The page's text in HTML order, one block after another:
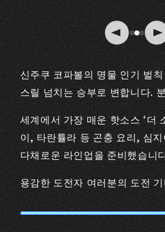
신주쿠 코파볼의 명물 인기 벌
스릴 넘치는 승부로 변합니다.
세계에서 가장 매운 핫소스 ‘더
이, 타란튤라 등 곤충 요리, 심
다채로운 라인업을 준비했습니
용감한 도전자 여러분의 도전